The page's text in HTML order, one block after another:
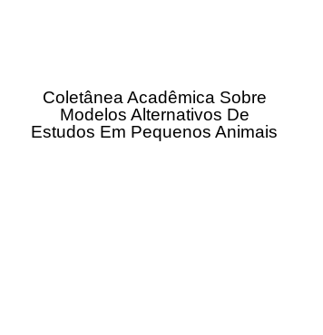
Coletânea Acadêmica Sobre
Modelos Alternativos De
Estudos Em Pequenos Animais